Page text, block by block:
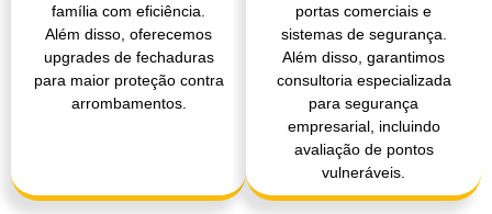
família com eficiência.
Além disso, oferecemos
upgrades de fechaduras
para maior proteção contra
arrombamentos.
portas comerciais e
sistemas de segurança.
Além disso, garantimos
consultoria especializada
para segurança
empresarial, incluindo
avaliação de pontos
vulneráveis.